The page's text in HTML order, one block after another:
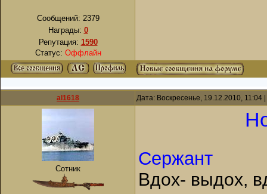
Сообщений: 2379
Награды: 0
Репутация: 1590
Статус: Оффлайн
al1618 Дата: Воскресенье, 19.12.2010,
Сотник Сержант
Вдох- выдох,